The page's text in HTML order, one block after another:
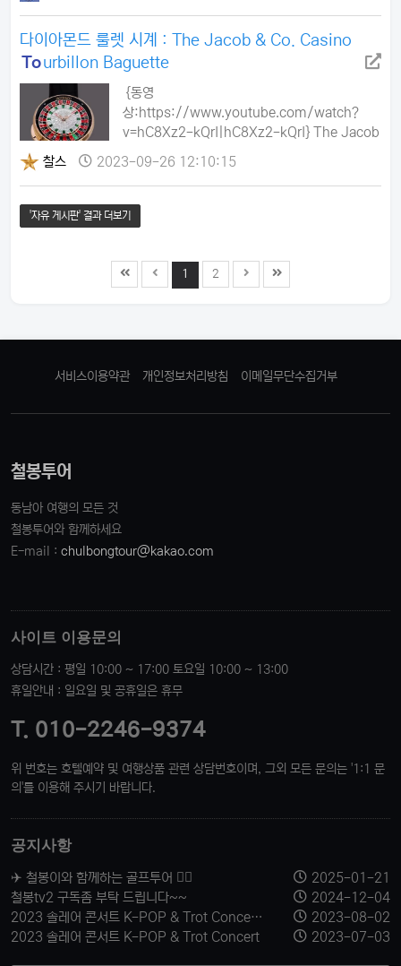
다이아몬드 룰렛 시계 : The Jacob & Co. Casino
Tourbillon Baguette
{동영
상:https://www.youtube.com/watch?
v=hC8Xz2-kQrI|hC8Xz2-kQrI} The Jacob
트: JCAM51; 수동풍; 72시간 파워 리저브- 기
능: 시, 분, 룰렛 오토마톤, 뚜르비옹- 케이스: 44
x 16.3mm; 18K 로즈 골드; 30m 방수- 스트
랩: 18k 로즈 골드 폴딩 버클이 달린 블랙 엘리게
2,000 원)- 구매 가능 여부: 101개 한정판
찰스 2023-09-26 12:10:15
'자유 게시판' 결과 더보기
1 2
서비스이용약관 개인정보처리방침 이메일무단수집거부
철봉투어
동남아 여행의 모든 것
철봉투어와 함께하세요
E-mail : chulbongtour@kakao.com
사이트 이용문의
상담시간 : 평일 10:00 ~ 17:00 토요일 10:00 ~ 13:00
휴일안내 : 일요일 및 공휴일은 휴무
T. 010-2246-9374
위 번호는 호텔예약 및 여행상품 관련 상담번호이며, 그외 모든 문의는 '1:1 문
의'를 이용해 주시기 바랍니다.
공지사항
✈️ 철봉이와 함께하는 골프투어 🏌️‍♂️
2025-01-21
철봉tv2 구독좀 부탁 드립니다~~
2024-12-04
2023 솔레어 콘서트 K-POP & Trot Concert 티켓 신청 받습니다.
2023-08-02
2023 솔레어 콘서트 K-POP & Trot Concert
2023-07-03